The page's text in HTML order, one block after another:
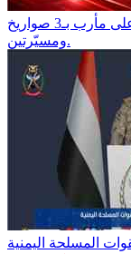
عاجل|الحـ.ـوثيون يشنون هجومًا جديدًا على مأرب بـ3 صواريخ
ومسيّرتين.